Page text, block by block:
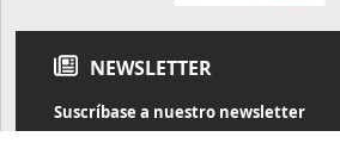
NEWSLETTER
Suscríbase a nuestro newsletter
Reciba diariamente información de